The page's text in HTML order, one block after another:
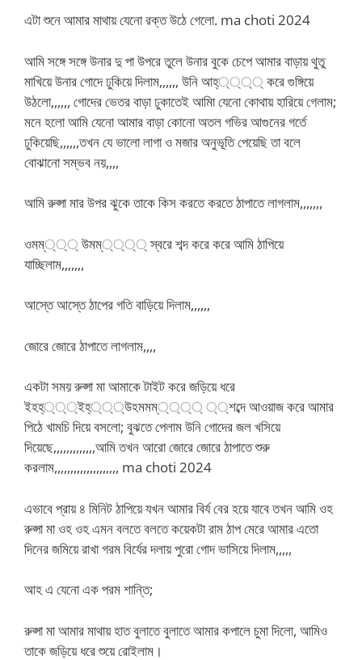
এটা শুনে আমার মাথায় যেনো রক্ত উঠে গেলো. ma choti 2024
আমি সঙ্গে সঙ্গে উনার দু পা উপরে তুলে উনার বুকে চেপে আমার বাড়ায় থুতু
মাখিয়ে উনার গোদে ঢুকিয়ে দিলাম,,,,,, উনি আহ্্্্্ করে গুঙ্গিয়ে
উঠলো,,,,,, গোদের ভেতর বাড়া ঢুকাতেই আমাি যেনো কোথায় হারিয়ে গেলাম;
মনে হলো আমি যেনো আমার বাড়া কোনো অতল গভির আগুনের গর্তে
ঢুকিয়েছি,,,,,,তখন যে ভালো লাগা ও মজার অনুভূতি পেয়েছি তা বলে
বোঝানো সম্ভব নয়,,,,
আমি রুপ্সা মার উপর ঝুকে তাকে কিস করতে করতে ঠাপাতে লাগলাম,,,,,,,
ওমম্্্্ উমম্্্্্ স্বরে শব্দ করে করে আমি ঠাপিয়ে
যাচ্ছিলাম,,,,,,,
আস্তে আস্তে ঠাপের গতি বাড়িয়ে দিলাম,,,,,,
জোরে জোরে ঠাপাতে লাগলাম,,,,
একটা সময় রুপ্সা মা আমাকে টাইট করে জড়িয়ে ধরে
ইহহ্্্্ইহ্্্্উহমমম্্্্্ ্্শব্দে আওয়াজ করে আমার
পিঠে খামচি দিয়ে বসলো; বুঝতে পেলাম উনি গোদের জল খসিয়ে
দিয়েছে,,,,,,,,,,,,,আমি তখন আরো জোরে জোরে ঠাপাতে শুরু
করলাম,,,,,,,,,,,,,,,,,,,, ma choti 2024
এভাবে প্রায় ৪ মিনিট ঠাপিয়ে যখন আমার বির্য বের হয়ে যাবে তখন আমি ওহ
রুপ্সা মা ওহ ওহ এমন বলতে বলতে কয়েকটা রাম ঠাপ মেরে আমার এতো
দিনের জমিয়ে রাখা গরম বির্যের দলায় পুরো গোদ ভাসিয়ে দিলাম,,,,,
আহ এ যেনো এক পরম শান্তি;
রুপ্সা মা আমার মাথায় হাত বুলাতে বুলাতে আমার কপালে চুমা দিলো, আমিও
তাকে জড়িয়ে ধরে শুয়ে রোইলাম।